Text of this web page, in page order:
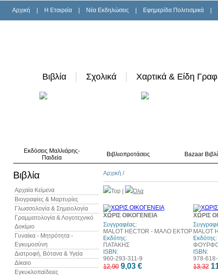
Αρχική H Εταιρεία Νέα Εκδηλώσεις Εφημερίδα Πολιτισμικά
Βιβλία Σχολικά Χαρτικά & Είδη
Εκδόσεις Μαλλιάρης-
Παιδεία
Βιβλιοπροτάσεις Bazaar
Βιβλία
Αρχαία Κείμενα
Βιογραφίες & Μαρτυρίες
Γλωσσολογία & Σημειολογία
Γραμματολογία & Λογοτεχνικό
Δοκίμιο
Γυναίκα - Μητρότητα -
Εγκυμοσύνη
Διατροφή, Βότανα & Υγεία
Δίκαιο
Εγκυκλοπαίδειες
Αρχική /
Top Όλα
30%
ΧΩΡΙΣ ΟΙΚΟΓΕΝΕΙΑ
Συγγραφέας:
MALOT HECTOR - ΜΑΛΟ ΕΚΤΟΡ
Εκδότης:
ΠΑΤΑΚΗΣ
ISBN:
960-293-311-9
12,90 9,03 €
ΧΩΡΙΣ
MALOT
Εκδότης:
ISBN:
978-
13,32